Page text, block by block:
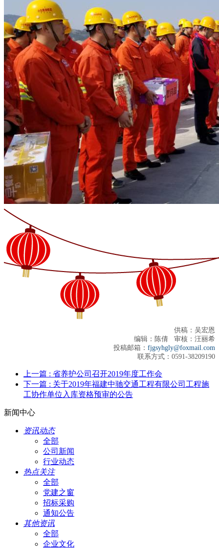
供稿：吴宏恩
编辑：陈倩 审核：汪丽希
投稿邮箱： fjgsyhgly@foxmail.com
联系方式：0591-38209190
上一篇 : 省养护公司召开2019年度工作会
下一篇 : 关于2019年福建中驰交通工程有限公司工程施
工协作单位入库资格预审的公告
新闻中心
资讯动态
全部
公司新闻
行业动态
热点关注
全部
党建之窗
招标采购
通知公告
其他资讯
全部
企业文化